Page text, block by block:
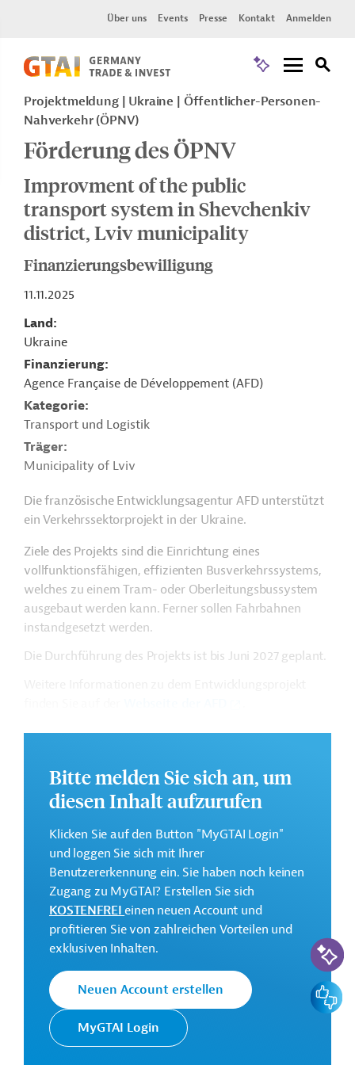
Über uns Events Presse Kontakt Anmelden
Projektmeldung Ukraine
Öffentlicher-Personen-
Nahverkehr (ÖPNV)
Förderung des ÖPNV
Improvment of the public
transport system in Shevchenkiv
district, Lviv municipality
Finanzierungsbewilligung
11.11.2025
Land
Ukraine
Finanzierung
Agence Française de Développement (AFD)
Kategorie
Transport und Logistik
Träger
Municipality of Lviv
Die französische Entwicklungsagentur AFD unterstützt
ein Verkehrssektorprojekt in der Ukraine.
Ziele des Projekts sind die Einrichtung eines
vollfunktionsfähigen, effizienten Busverkehrssystems,
welches zu einem Tram- oder Oberleitungsbussystem
ausgebaut werden kann. Ferner sollen Fahrbahnen
instandgesetzt werden.
Die Durchführung des Projekts ist bis Juni 2027 geplant.
GTAI informiert über dieAFD: Schwerpunkte,
Geschäftsanbahnung.
Geberbeitrag:
Kontaktadressen
Französische
Entwicklungsagentur
AFD
begleitet
Transformationsprozesse in
ihren Partnerländern mit dem
Ziel, eine nachhaltigere und
gerechtere Welt zu schaffen.
Bitte melden Sie sich an, um
diesen Inhalt aufzurufen
Klicken Sie auf den Button "MyGTAI Login"
und loggen Sie sich mit Ihrer
Benutzererkennung ein. Sie haben noch keinen
Zugang zu MyGTAI? Erstellen Sie sich
KOSTENFREIeinen neuen Account und
profitieren Sie von zahlreichen Vorteilen und
exklusiven Inhalten.
Neuen Account erstellen
MyGTAI Login
KI-